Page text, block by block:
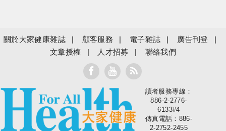
關於大家健康雜誌 顧客服務 電子雜誌
廣告刊登
文章授權
人才招募 聯絡我們
大家健康
讀者服務專線：
886-2-2776-
6133#4
傳真電話：886-
2-2752-2455